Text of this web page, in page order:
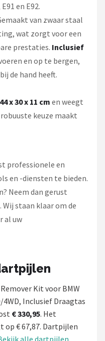
en E92.
van zwaar staal
wat zorgt voor een
prestaties. Inclusief
en op te bergen,
de hand heeft.
44 x 30 x 11 cm en weegt
keuze maakt
professionele en
en -diensten te bieden.
Neem dan gerust
staan klaar om de
al uw
Kit voor BMW
4WD, Inclusief Draagtas
€ 330,95. Het
€ 67,87. Dartpijlen
alle dartpijlen.